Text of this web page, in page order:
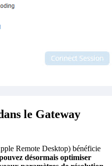
le Gateway
Remote Desktop) bénéficie
désormais optimiser